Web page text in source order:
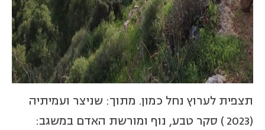
תצפית לערוץ נחל כמון. מתוך: שניצר ועמיתיה
(2023 ) סקר טבע, נוף ומורשת האדם במשגב: